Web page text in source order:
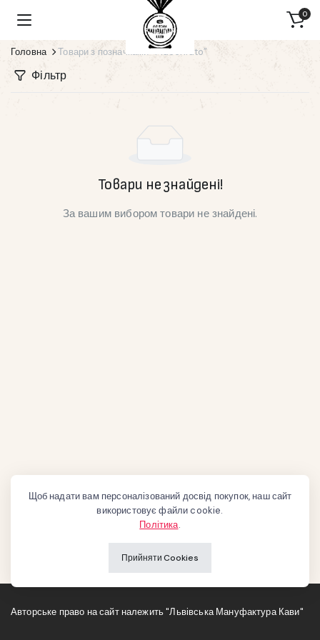
0
Головна Товари з позначками “Macchiato”
Фільтр
Товари не знайдені!
За вашим вибором товари не знайдені.
Авторське право на сайт належить "Львівська Мануфактура Кави"
Щоб надати вам персоналізований досвід покупок, наш сайт
використовує файли cookie.
Політика.
Прийняти Cookies